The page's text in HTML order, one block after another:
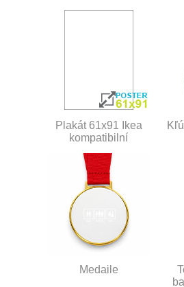
Plakát 61x91 Ikea
kompatibilní
Medaile